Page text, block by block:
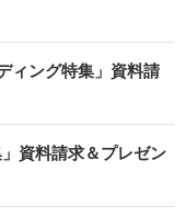
ィング特集」資料請
資料請求＆プレゼン